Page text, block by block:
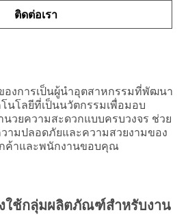
ติดต่อเรา
องการเป็นผู้นำอุตสาหกรรมที่พัฒนา
โนโลยีที่เป็นนวัตกรรมเพื่อมอบ
วยความสะดวกแบบครบวงจร ช่วย
ามปลอดภัยและความสวยงามของ
ค้าและพนักงานขอบคุณ
งใช้กลุ่มผลิตภัณฑ์สำหรับงาน